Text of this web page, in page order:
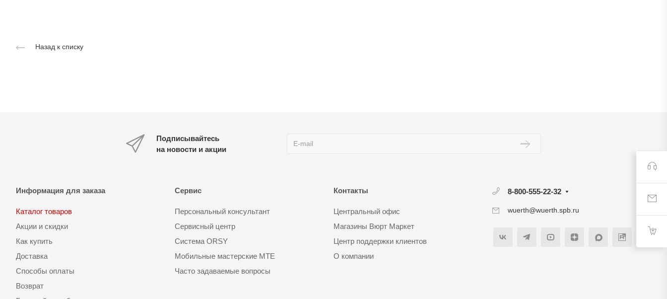
Назад к списку
Подписывайтесь
на новости и акции
Информация для заказа
Каталог товаров
Акции и скидки
Как купить
Доставка
Способы оплаты
Возврат
Сервис
Персональный консультант
Сервисный центр
Система ORSY
Мобильные мастерские MTE
Часто задаваемые вопросы
Контакты
Центральный офис
Магазины Вюрт Маркет
Центр поддержки клиентов
О компании
8-800-555-22-32
wuerth@wuerth.spb.ru